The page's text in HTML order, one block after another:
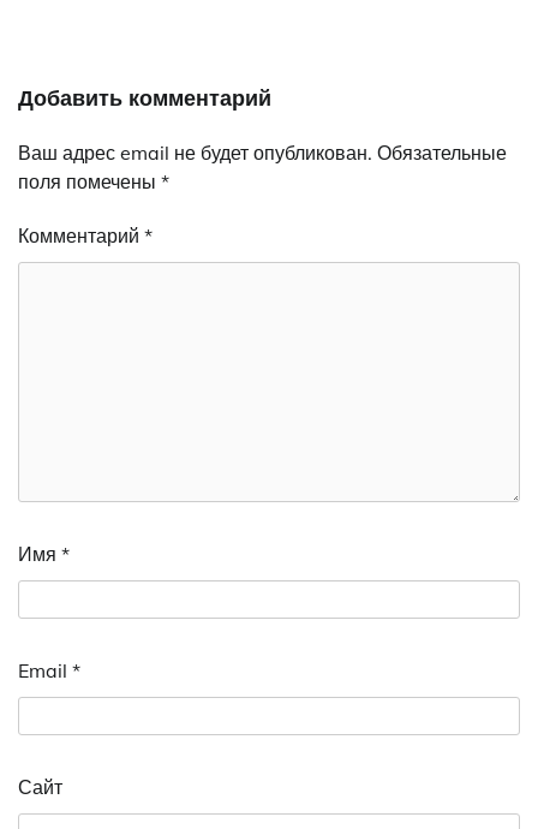
Добавить комментарий
Ваш адрес email не будет опубликован. Обязательные
поля помечены *
Комментарий *
Имя *
Email *
Сайт